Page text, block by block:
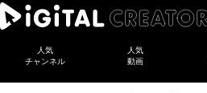
人気
チャンネル
人気
動画